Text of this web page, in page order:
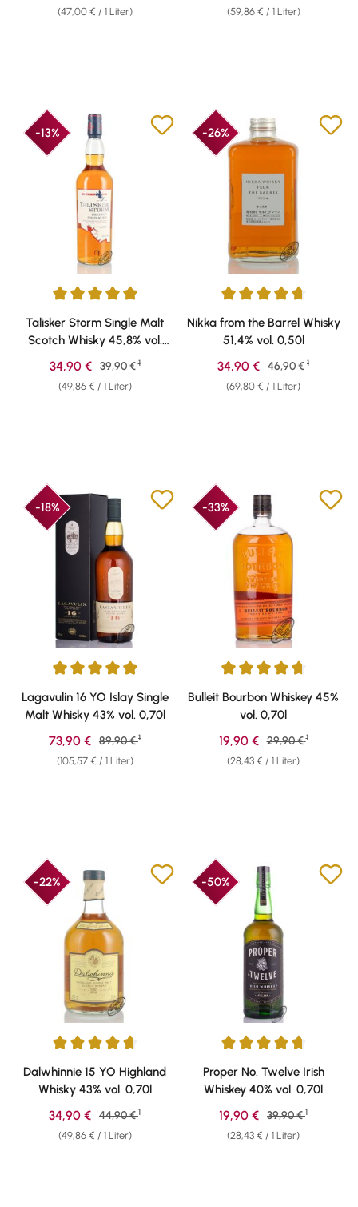
(47,00 € / 1 Liter) (59,86 € / 1 Liter)
-13%
Durchschnittliche Bewertung von 4.88 von 5 Sternen
Talisker Storm Single Malt
Scotch Whisky 45,8% vol.
0,70l
(49,86 € / 1 Liter)
Verkaufspreis:
34,90 € Regulärer Preis:
39,90 € 1
-26%
Durchschnittliche Bewertung
Nikka from the Barrel Whisky
51,4% vol. 0,50l
(69,80 € / 1 Liter)
Verkaufspreis:
34,90 € Regulärer Preis:
46,90 € 1
-18%
Durchschnittliche Bewertung von 4.95 von 5 Sternen
Lagavulin 16 YO Islay Single
Malt Whisky 43% vol. 0,70l
(105,57 € / 1 Liter)
Verkaufspreis:
73,90 € Regulärer Preis:
89,90 € 1
-33%
Durchschnittliche Bewertung
Bulleit Bourbon Whiskey 45%
vol. 0,70l
(28,43 € / 1 Liter)
Verkaufspreis:
19,90 € Regulärer Preis:
29,90 € 1
-22%
Durchschnittliche Bewertung von 4.82 von 5 Sternen
Dalwhinnie 15 YO Highland
Whisky 43% vol. 0,70l
(49,86 € / 1 Liter)
Verkaufspreis:
34,90 € Regulärer Preis:
44,90 € 1
-50%
Durchschnittliche Bewertung
Proper No. Twelve Irish
Whiskey 40% vol. 0,70l
(28,43 € / 1 Liter)
Verkaufspreis:
19,90 € Regulärer Preis:
39,90 € 1